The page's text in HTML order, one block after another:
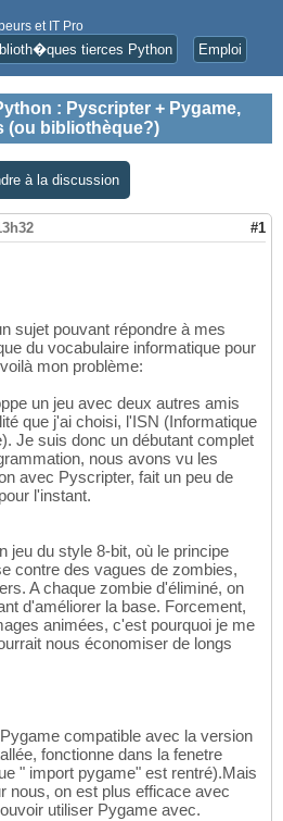
et IT Pro
tierces Python Emploi
: Pyscripter + Pygame,
(ou bibliothèque?)
à la discussion
#1
sujet pouvant répondre à mes
du vocabulaire informatique pour
mon problème:
un jeu avec deux autres amis
que j'ai choisi, l'ISN (Informatique
Je suis donc un débutant complet
nous avons vu les
avec Pyscripter, fait un peu de
l'instant.
jeu du style 8-bit, où le principe
contre des vagues de zombies,
A chaque zombie d'éliminé, on
d'améliorer la base. Forcement,
animées, c'est pourquoi je me
nous économiser de longs
compatible avec la version
fonctionne dans la fenetre
" import pygame" est rentré).Mais
nous, on est plus efficace avec
utiliser Pygame avec.